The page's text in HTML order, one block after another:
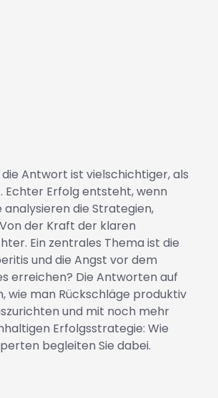
Antwort ist vielschichtiger, als
Echter Erfolg entsteht, wenn
die Strategien,
der Kraft der klaren
Ein zentrales Thema ist die
und die Angst vor dem
erreichen? Die Antworten auf
wie man Rückschläge produktiv
und mit noch mehr
Erfolgsstrategie: Wie
begleiten Sie dabei.